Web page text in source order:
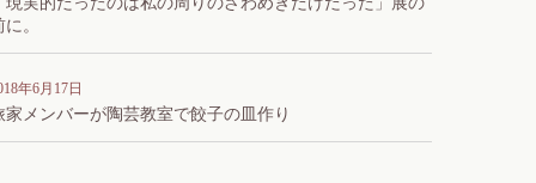
に。
年6月17日
家メンバーが陶芸教室で餃子の皿作り